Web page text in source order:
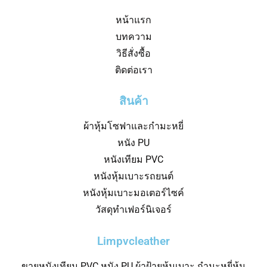
หน้าแรก
บทความ
วิธีสั่งซื้อ
ติดต่อเรา
สินค้า
ผ้าหุ้มโซฟาและกำมะหยี่
หนัง PU
หนังเทียม PVC
หนังหุ้มเบาะรถยนต์
หนังหุ้มเบาะมอเตอร์ไซค์
วัสดุทำเฟอร์นิเจอร์
Limpvcleather